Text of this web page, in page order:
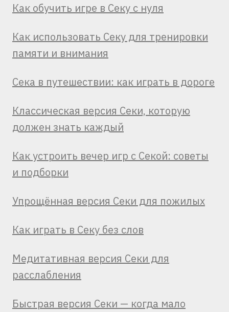
Как обучить игре в Секу с нуля
Как использовать Секу для тренировки
памяти и внимания
Сека в путешествии: как играть в дороге
Классическая версия Секи, которую
должен знать каждый
Как устроить вечер игр с Секой: советы
и подборки
Упрощённая версия Секи для пожилых
Как играть в Секу без слов
Медитативная версия Секи для
расслабления
Быстрая версия Секи — когда мало